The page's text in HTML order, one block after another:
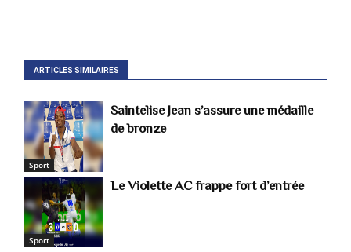
ARTICLES SIMILAIRES
Sport
Saintelise Jean s’assure une médaille
de bronze
Sport
Le Violette AC frappe fort d’entrée